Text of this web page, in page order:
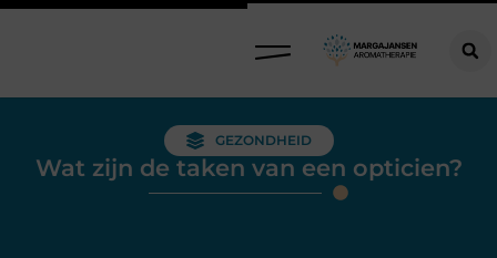
GEZONDHEID
Wat zijn de taken van een opticien?